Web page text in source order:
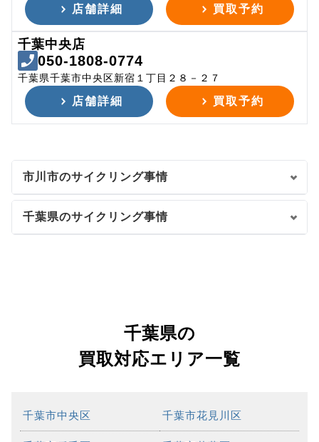
店舗詳細 買取予約
千葉中央店
050-1808-0774
千葉県千葉市中央区新宿１丁目２８－２７
店舗詳細 買取予約
市川市のサイクリング事情
千葉県のサイクリング事情
千葉県の
買取対応エリア一覧
千葉市中央区 千葉市花見川区